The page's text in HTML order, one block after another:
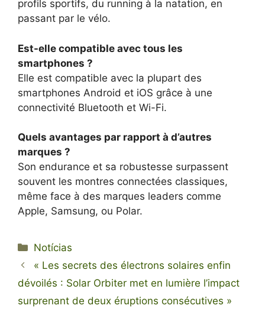
profils sportifs, du running à la natation, en
passant par le vélo.
Est-elle compatible avec tous les
smartphones ?
Elle est compatible avec la plupart des
smartphones Android et iOS grâce à une
connectivité Bluetooth et Wi-Fi.
Quels avantages par rapport à d’autres
marques ?
Son endurance et sa robustesse surpassent
souvent les montres connectées classiques,
même face à des marques leaders comme
Apple, Samsung, ou Polar.
Categorias
Notícias
« Les secrets des électrons solaires enfin
dévoilés : Solar Orbiter met en lumière l’impact
surprenant de deux éruptions consécutives »